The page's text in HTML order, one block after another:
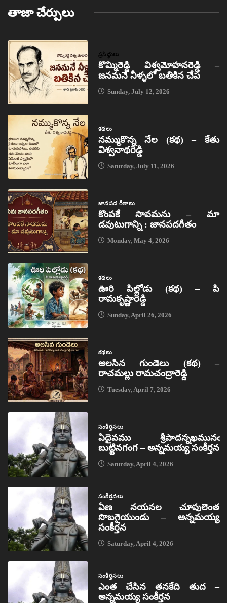
తాజా చేర్పులు
ప్రసిద్ధులు
కొమ్మిరెడ్డి విశ్వమోహనరెడ్డి –
జనమనే నీళ్ళలో బతికిన చేప
Sunday, July 12, 2026
కథలు
నమ్ముకొన్న నేల (కథ) – కేతు
విశ్వనాథరెడ్డి
Saturday, July 11, 2026
జానపద గీతాలు
కొంపకే సావమను – మా
డవుటుగాన్ని : జానపదగీతం
Monday, May 4, 2026
కథలు
ఊరి పిల్లోడు (కథ) – పి
రామకృష్ణారెడ్డి
Sunday, April 26, 2026
కథలు
అలసిన గుండెలు (కథ) –
రాచమల్లు రామచంద్రారెడ్డి
Tuesday, April 7, 2026
సంకీర్తనలు
ఏదైవము శ్రీపాదన్నఖమునఁ
బుట్టినగంగ – అన్నమయ్య సంకీర్తన
Saturday, April 4, 2026
సంకీర్తనలు
ఏణ నయనల చూపులెంత
సొబగైయుండు – అన్నమయ్య
సంకీర్తన
Saturday, April 4, 2026
సంకీర్తనలు
ఎంత చేసిన తనకేది తుద –
అన్నమయ్య సంకీర్తన